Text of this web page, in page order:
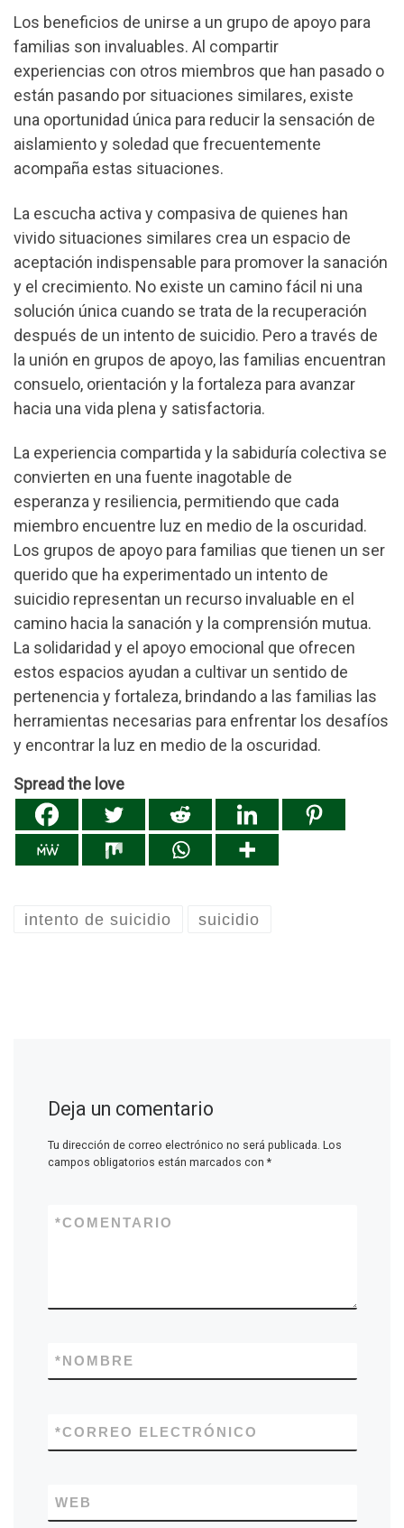
Los beneficios de unirse a un grupo de apoyo para
familias son invaluables. Al compartir
experiencias con otros miembros que han pasado o
están pasando por situaciones similares, existe
una oportunidad única para reducir la sensación de
aislamiento y soledad que frecuentemente
acompaña estas situaciones.
La escucha activa y compasiva de quienes han
vivido situaciones similares crea un espacio de
aceptación indispensable para promover la sanación
y el crecimiento. No existe un camino fácil ni una
solución única cuando se trata de la recuperación
después de un intento de suicidio. Pero a través de
la unión en grupos de apoyo, las familias encuentran
consuelo, orientación y la fortaleza para avanzar
hacia una vida plena y satisfactoria.
La experiencia compartida y la sabiduría colectiva se
convierten en una fuente inagotable de
esperanza y resiliencia, permitiendo que cada
miembro encuentre luz en medio de la oscuridad.
Los grupos de apoyo para familias que tienen un ser
querido que ha experimentado un intento de
suicidio representan un recurso invaluable en el
camino hacia la sanación y la comprensión mutua.
La solidaridad y el apoyo emocional que ofrecen
estos espacios ayudan a cultivar un sentido de
pertenencia y fortaleza, brindando a las familias las
herramientas necesarias para enfrentar los desafíos
y encontrar la luz en medio de la oscuridad.
Spread the love
intento de suicidio suicidio
Deja un comentario
Tu dirección de correo electrónico no será publicada. Los
campos obligatorios están marcados con *
COMENTARIO
*
NOMBRE
*
CORREO ELECTRÓNICO
*
WEB